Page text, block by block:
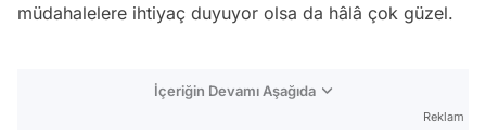
müdahalelere ihtiyaç duyuyor olsa da hâlâ çok güzel.
İçeriğin Devamı Aşağıda
Reklam